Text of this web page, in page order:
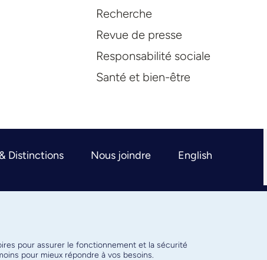
Recherche
Revue de presse
Responsabilité sociale
Santé et bien-être
Distinctions Nous joindre English
pour assurer le fonctionnement et la sécurité
pour mieux répondre à vos besoins.